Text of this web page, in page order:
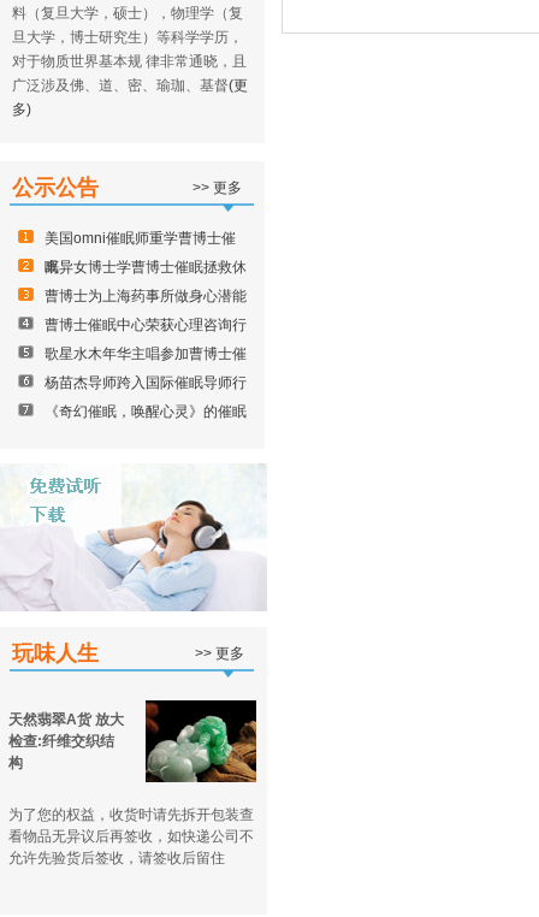
料（复旦大学，硕士），物理学（复
旦大学，博士研究生）等科学学历，
对于物质世界基本规 律非常通晓，且
广泛涉及佛、道、密、瑜珈、基督(更
多)
公示公告 >> 更多
美国omni催眠师重学曹博士催
眠
离异女博士学曹博士催眠拯救休
曹博士为上海药事所做身心潜能
曹博士催眠中心荣获心理咨询行
歌星水木年华主唱参加曹博士催
杨苗杰导师跨入国际催眠导师行
《奇幻催眠，唤醒心灵》的催眠
玩味人生 >> 更多
天然翡翠A货 放大
检查:纤维交织结
构
为了您的权益，收货时请先拆开包装查
看物品无异议后再签收，如快递公司不
允许先验货后签收，请签收后留住